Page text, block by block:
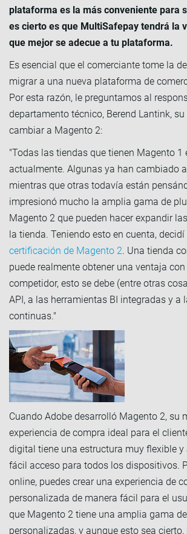
plataforma es la más conveniente para
es cierto es que MultiSafepay tendrá la
que mejor se adecue a tu plataforma.
Es esencial que el comerciante tome la
migrar a una nueva plataforma de
Por esta razón, le preguntamos al
departamento técnico, Berend Lantink,
cambiar a Magento 2:
"Todas las tiendas que tienen Magento
actualmente. Algunas ya han cambiado
mientras que otras todavía están
impresionó mucho la amplia gama de
Magento 2 que pueden hacer expandir
la tienda. Teniendo esto en cuenta,
certificación de Magento 2. Una tienda
puede realmente obtener una ventaja
competidor, esto se debe (entre otras
API, a las herramientas BI integradas y a
continuas."
Cuando Adobe desarrolló Magento 2, su
experiencia de compra ideal para el
digital tiene una estructura muy flexible y
fácil acceso para todos los dispositivos.
online, puedes crear una experiencia de
personalizada de manera fácil para el
que Magento 2 tiene una amplia gama
personalizadas, y aunque esto sea cierto,